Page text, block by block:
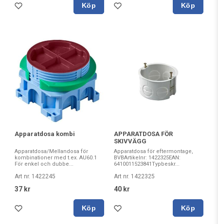
Köp Köp
Apparatdosa kombi
Apparatdosa/Mellandosa för
kombinationer med t.ex. AU60.1
För enkel och dubbe...
Art nr. 1422245
37 kr
Köp
APPARATDOSA FÖR
SKIVVÄGG
Apparatdosa för eftermontage,
BVBArtikelnr: 1422325EAN:
6410011523841Typbeskr...
Art nr. 1422325
40 kr
Köp